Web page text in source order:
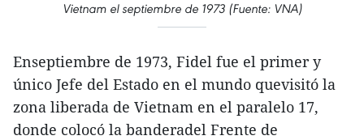
Vietnam el septiembre de 1973 (Fuente: VNA)
Enseptiembre de 1973, Fidel fue el primer y
único Jefe del Estado en el mundo quevisitó la
zona liberada de Vietnam en el paralelo 17,
donde colocó la banderadel Frente de